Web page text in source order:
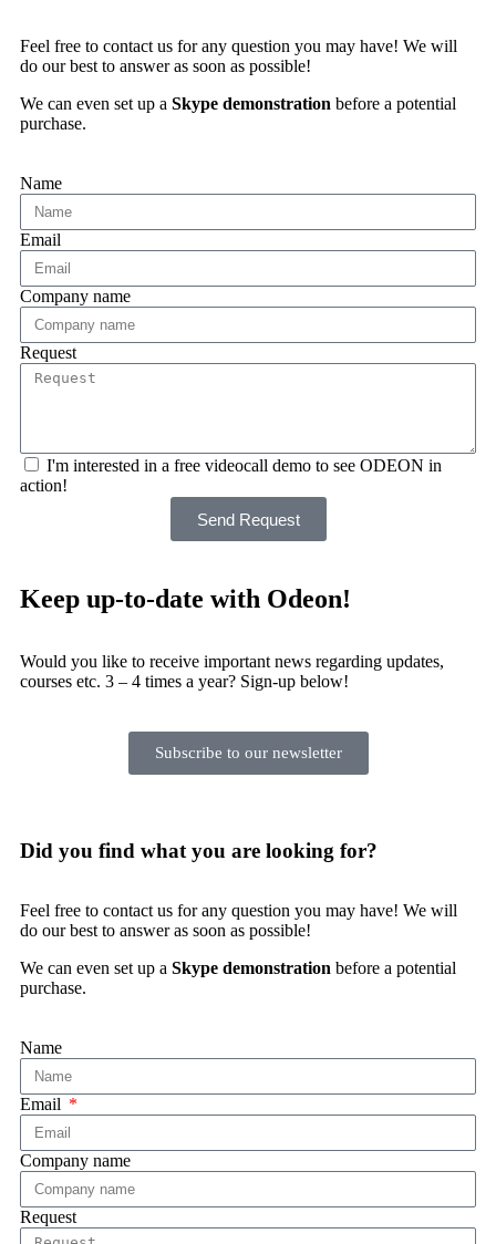
Feel free to contact us for any question you may have! We will
do our best to answer as soon as possible!
We can even set up a Skype demonstration before a potential
purchase.
Name
Email
Company name
Request
I'm interested in a free videocall demo to see ODEON in
action!
Send Request
Keep up-to-date with Odeon!
Would you like to receive important news regarding updates,
courses etc. 3 – 4 times a year? Sign-up below!
Subscribe to our newsletter
Did you find what you are looking for?
Feel free to contact us for any question you may have! We will
do our best to answer as soon as possible!
We can even set up a Skype demonstration before a potential
purchase.
Name
Email
Company name
Request